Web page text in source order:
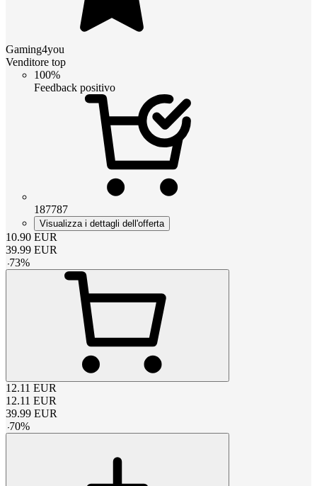
Gaming4you
Venditore top
100%
Feedback positivo
187787
Visualizza i dettagli dell'offerta
10.90 EUR
39.99 EUR
-73%
12.11 EUR
12.11 EUR
39.99 EUR
-70%